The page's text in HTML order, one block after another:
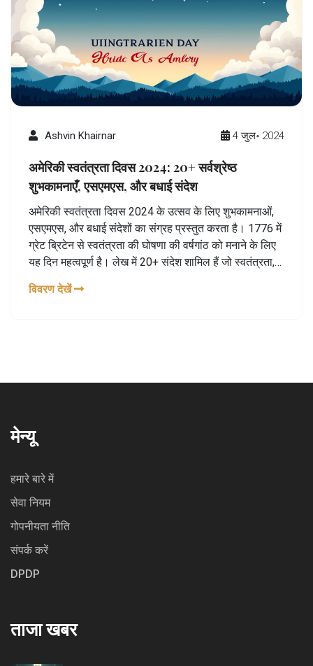
Ashvin Khairnar 4 जुल॰ 2024
अमेरिकी स्वतंत्रता दिवस 2024: 20+ सर्वश्रेष्ठ
शुभकामनाएँ, एसएमएस, और बधाई संदेश
अमेरिकी स्वतंत्रता दिवस 2024 के उत्सव के लिए शुभकामनाओं,
एसएमएस, और बधाई संदेशों का संग्रह प्रस्तुत करता है। 1776 में
ग्रेट ब्रिटेन से स्वतंत्रता की घोषणा की वर्षगांठ को मनाने के लिए
यह दिन महत्वपूर्ण है। लेख में 20+ संदेश शामिल हैं जो स्वतंत्रता,
विवरण देखें
मेन्यू
हमारे बारे में
सेवा नियम
गोपनीयता नीति
संपर्क करें
DPDP
ताजा खबर